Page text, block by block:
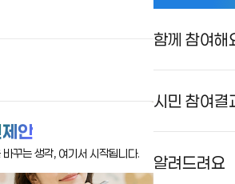
로그인
함께 참여해
시민 참여결
알려드려요
안
바꾸는 생각, 여기서 시작됩니다.